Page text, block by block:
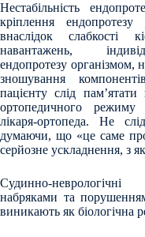
Нестабільність
кріплення
внаслідок слабкості
навантажень,
ендопротезу організмом,
зношування
пацієнту слід
ортопедичного режиму
лікаря-ортопеда. Не
думаючи, що «це саме
серйозне ускладнення, з
Судинно-
набряками та
виникають як біологічна